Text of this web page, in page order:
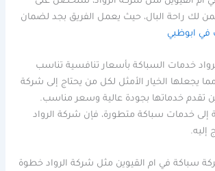
لك راحة البال، حيث يعمل الفريق بجد لضمان
في ابوظبي
خدمات السباكة بأسعار تنافسية تناسب
يجعلها الخيار الأمثل لكل من يحتاج إلى شركة
تقدم خدماتها بجودة عالية وسعر مناسب.
إلى خدمات سباكة متطورة، فإن شركة الرواد
إليه.
سباكة في ام القيوين مثل شركة الرواد خطوة